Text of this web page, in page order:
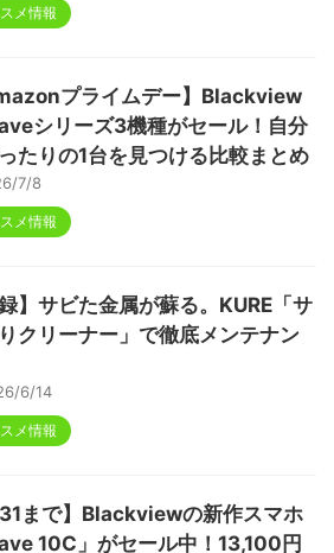
メ情報
プライムデー】Blackview
シリーズ3機種がセール！自分
たりの1台を見つける比較まとめ
7/8
メ情報
録】サビた金属が蘇る。KURE「サ
クリーナー」で徹底メンテナン
6/14
メ情報
31まで】Blackviewの新作スマホ
10C」がセール中！13,100円